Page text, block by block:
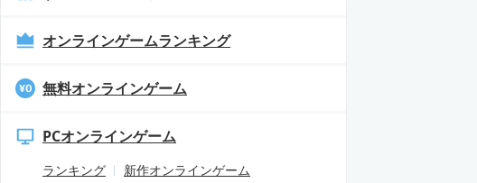
オンラインゲームランキング
無料オンラインゲーム
PCオンラインゲーム
ランキング
新作オンラインゲーム